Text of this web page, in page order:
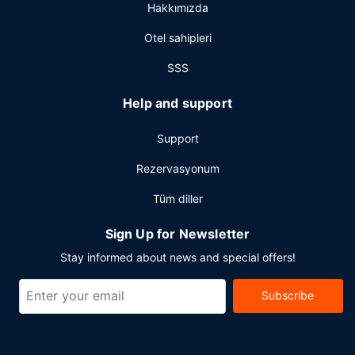
Hakkımızda
Otel sahipleri
SSS
Help and support
Support
Rezervasyonum
Tüm diller
Sign Up for Newsletter
Stay informed about news and special offers!
Subscribe